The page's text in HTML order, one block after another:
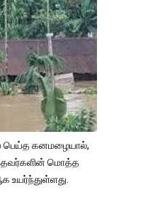
பெய்த கனமழையால்,
மொத்த